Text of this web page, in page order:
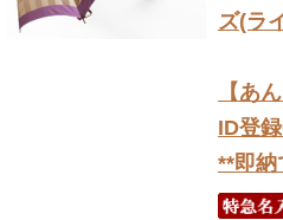
ズ(ラ
【あ
ID登
**即納